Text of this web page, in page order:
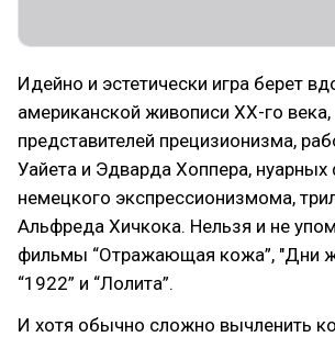
Идейно и эстетически игра берет
американской живописи XX-го века,
представителей прецизионизма,
Уайета и Эдварда Хоппера,
немецкого экспрессионизмома,
Альфреда Хичкока. Нельзя и не
фильмы “Отражающая кожа”, "Дни
“1922” и “Лолита”.
И хотя обычно сложно вычленить